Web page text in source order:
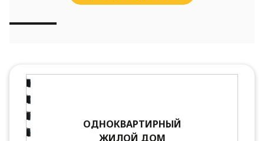
ОДНОКВАРТИРНЫЙ
ЖИЛОЙ ДОМ